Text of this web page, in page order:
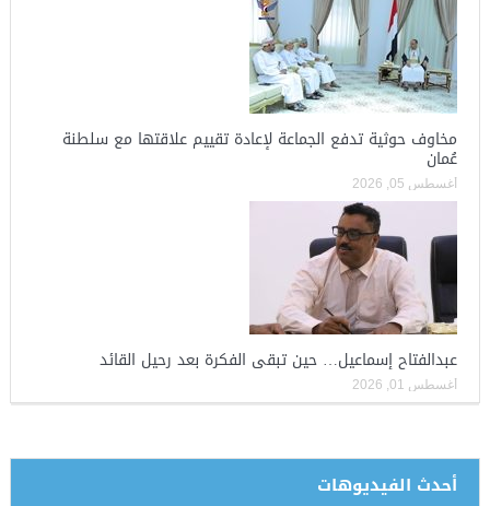
مخاوف حوثية تدفع الجماعة لإعادة تقييم علاقتها مع سلطنة
عُمان
أغسطس 05, 2026
عبدالفتاح إسماعيل… حين تبقى الفكرة بعد رحيل القائد
أغسطس 01, 2026
أحدث الفيديوهات